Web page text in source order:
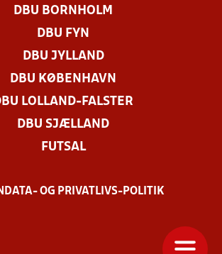
DBU BORNHOLM
DBU FYN
DBU JYLLAND
DBU KØBENHAVN
LOLLAND-FALSTER
DBU SJÆLLAND
FUTSAL
OG PRIVATLIVS-POLITIK